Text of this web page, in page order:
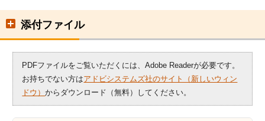
添付ファイル
PDFファイルをご覧いただくには、Adobe Readerが必要です。
お持ちでない方はアドビシステムズ社のサイト（新しいウィン
ドウ）からダウンロード（無料）してください。